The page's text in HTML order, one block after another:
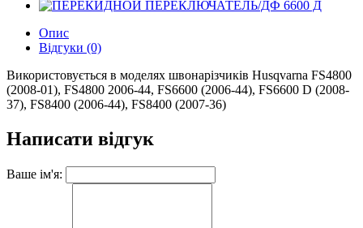
Опис
Відгуки (0)
Використовується в моделях швонарізчиків Husqvarna FS4800
(2008-01), FS4800 2006-44, FS6600 (2006-44), FS6600 D (2008-
37), FS8400 (2006-44), FS8400 (2007-36)
Написати відгук
Ваше ім'я: